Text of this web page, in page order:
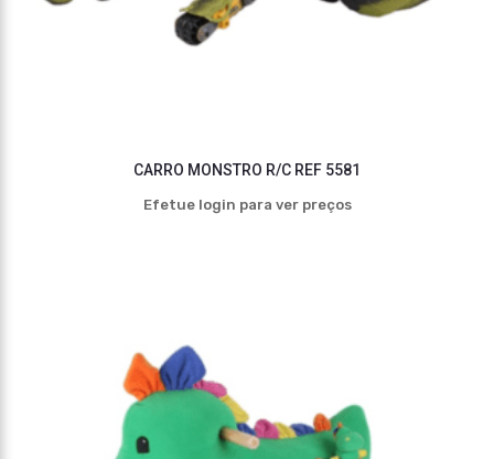
CARRO MONSTRO R/C REF 5581
Efetue login para ver preços